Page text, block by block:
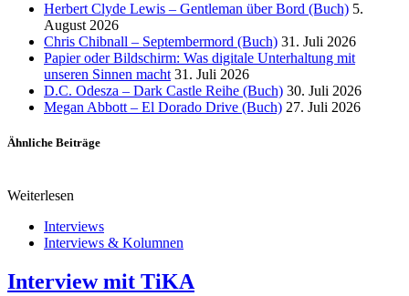
Herbert Clyde Lewis – Gentleman über Bord (Buch) 5.
August 2026
Chris Chibnall – Septembermord (Buch) 31. Juli 2026
Papier oder Bildschirm: Was digitale Unterhaltung mit
unseren Sinnen macht 31. Juli 2026
D.C. Odesza – Dark Castle Reihe (Buch) 30. Juli 2026
Megan Abbott – El Dorado Drive (Buch) 27. Juli 2026
Ähnliche Beiträge
Weiterlesen
Interviews
Interviews & Kolumnen
Interview mit TiKA